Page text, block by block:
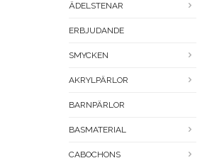
ÄDELSTENAR
ERBJUDANDE
SMYCKEN
AKRYLPÄRLOR
BARNPÄRLOR
BASMATERIAL
CABOCHONS